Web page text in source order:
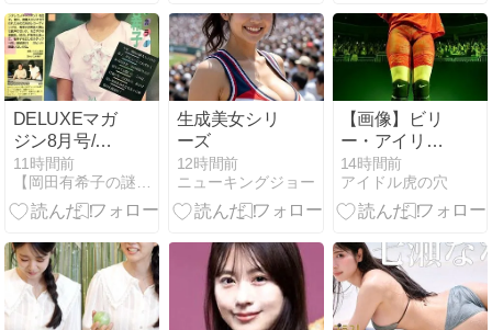
DELUXEマガ
ジン8月号/岡
田有希子
11時間前
【岡田有希子の謎】予知夢・超能力…
生成美女シリ
ーズ
12時間前
ニューキングジョー
【画像】ビリ
ー・アイリッ
シュ(24)さ
ん、ライブで
どすけべ衣装
14時間前
アイドル虎の穴